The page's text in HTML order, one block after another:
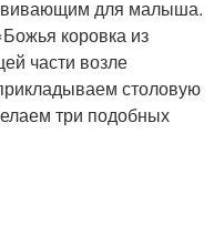
для малыша.
коровка из
части возле
столовую
три подобных